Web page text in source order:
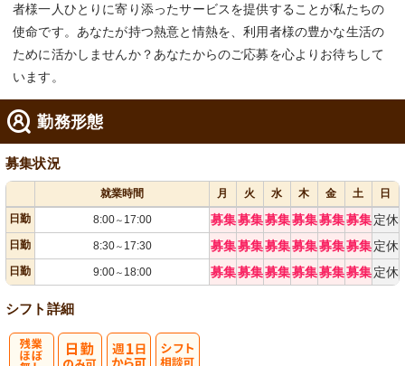
者様一人ひとりに寄り添ったサービスを提供することが私たちの
使命です。あなたが持つ熱意と情熱を、利用者様の豊かな生活の
ために活かしませんか？あなたからのご応募を心よりお待ちして
います。
勤務形態
募集状況
就業時間 月 火 水 木 金 土
日
日勤
8:00～ 17:00 募集募集募集募集募集募集 定休
日勤 8:30～ 17:30 募集募集募集募集募集募集 定休
日勤 9:00～ 18:00 募集募集募集募集募集募集 定休
シフト詳細